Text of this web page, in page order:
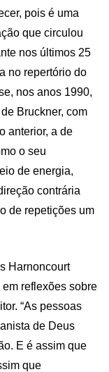
pois é uma
que circulou
nos últimos 25
no repertório do
nos anos 1990,
Bruckner, com
anterior, a de
o seu
de energia,
contrária
de repetições um
Harnoncourt
reflexões sobre
“As pessoas
de Deus
E é assim que
que